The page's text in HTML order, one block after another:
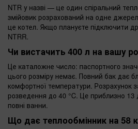
NTR у назві — це один спіральний
змійовик розрахований на одне
це котел. Якщо плануєте підключити
NTRR.
Чи вистачить 400 л на вашу
Це каталожне число: паспортного
цього розміру немає. Повний бак дає
комфортної температури. Розрахунок
розведення до 40 °C. Це приблизно 13
повні ванни.
Що дає теплообмінник на 58